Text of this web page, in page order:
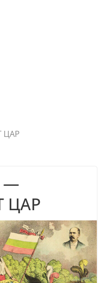
ЦАР
—
ЦАР